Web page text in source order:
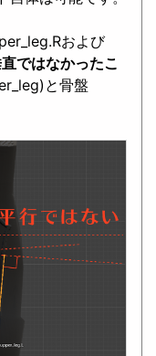
および
ではなかったこ
と骨盤